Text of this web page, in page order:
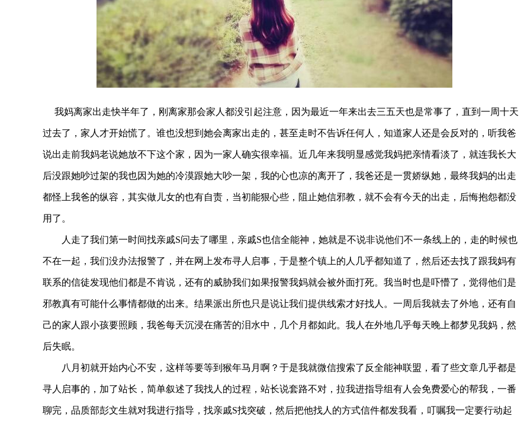
我妈离家出走快半年了，刚离家那会家人都没引起注意，因为最近一年来出去三五天也是常事了，直到一周十天
过去了，家人才开始慌了。谁也没想到她会离家出走的，甚至走时不告诉任何人，知道家人还是会反对的，听我爸
说出走前我妈老说她放不下这个家，因为一家人确实很幸福。近几年来我明显感觉我妈把亲情看淡了，就连我长大
后没跟她吵过架的我也因为她的冷漠跟她大吵一架，我的心也凉的离开了，我爸还是一贯娇纵她，最终我妈的出走
都怪上我爸的纵容，其实做儿女的也有自责，当初能狠心些，阻止她信邪教，就不会有今天的出走，后悔抱怨都没
用了。
人走了我们第一时间找亲戚S问去了哪里，亲戚S也信全能神，她就是不说非说他们不一条线上的，走的时候也
不在一起，我们没办法报警了，并在网上发布寻人启事，于是整个镇上的人几乎都知道了，然后还去找了跟我妈有
联系的信徒发现他们都是不肯说，还有的威胁我们如果报警我妈就会被外面打死。我当时也是吓懵了，觉得他们是
邪教真有可能什么事情都做的出来。结果派出所也只是说让我们提供线索才好找人。一周后我就去了外地，还有自
己的家人跟小孩要照顾，我爸每天沉浸在痛苦的泪水中，几个月都如此。我人在外地几乎每天晚上都梦见我妈，然
后失眠。
八月初就开始内心不安，这样等要等到猴年马月啊？于是我就微信搜索了反全能神联盟，看了些文章几乎都是
寻人启事的，加了站长，简单叙述了我找人的过程，站长说套路不对，拉我进指导组有人会免费爱心的帮我，一番
聊完，品质部彭文生就对我进行指导，找亲戚S找突破，然后把他找人的方式信件都发我看，叮嘱我一定要行动起